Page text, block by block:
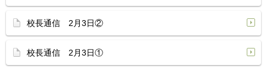
校長通信 2月3日②
校長通信 2月3日①